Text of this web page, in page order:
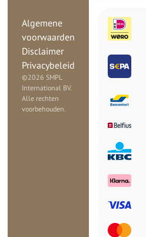
Algemene
voorwaarden
Disclaimer
Privacybeleid
©2026 SMPL
International BV.
Alle rechten
voorbehouden.